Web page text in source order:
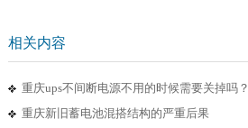
相关内容
重庆ups不间断电源不用的时候需要关掉吗？
重庆新旧蓄电池混搭结构的严重后果